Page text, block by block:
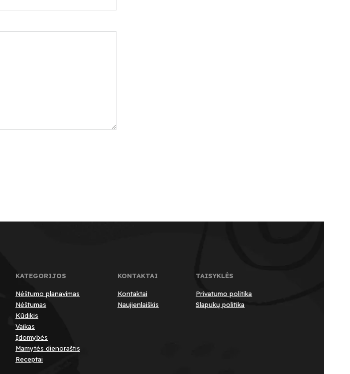
KATEGORIJOS
Nėštumo planavimas
Nėštumas
Kūdikis
Vaikas
Įdomybės
Mamytės dienoraštis
Receptai
KONTAKTAI
Kontaktai
Naujienlaiškis
TAISYKLĖS
Privatumo politika
Slapukų politika